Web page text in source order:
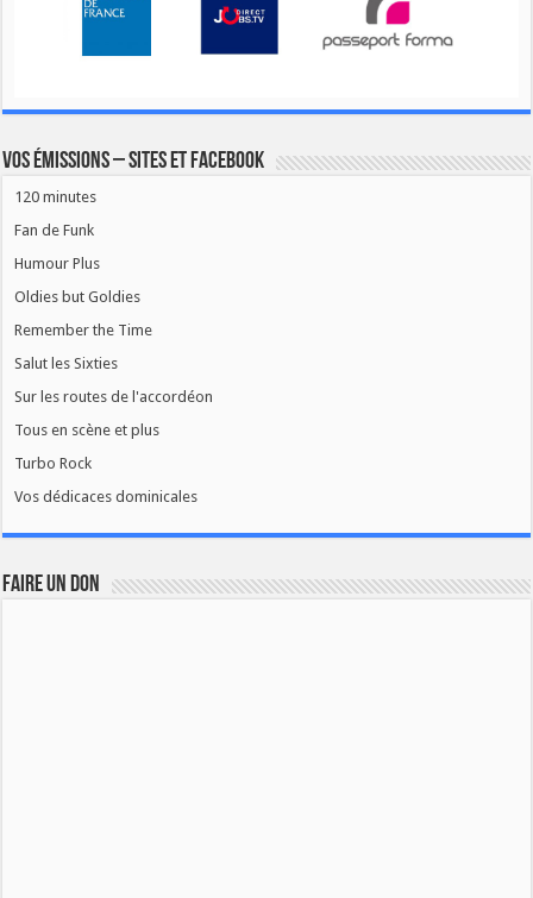
Vos émissions – Sites et Facebook
120 minutes
Fan de Funk
Humour Plus
Oldies but Goldies
Remember the Time
Salut les Sixties
Sur les routes de l'accordéon
Tous en scène et plus
Turbo Rock
Vos dédicaces dominicales
FAIRE UN DON